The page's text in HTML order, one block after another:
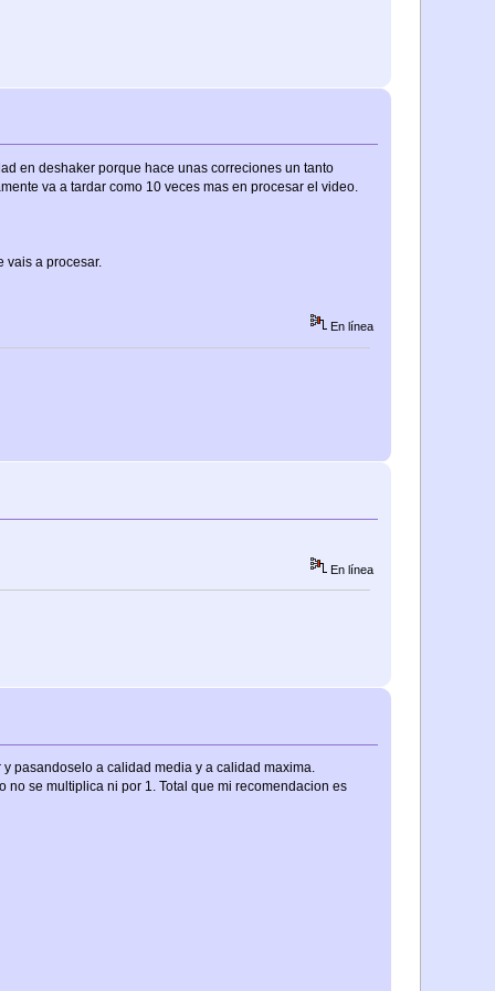
en deshaker porque hace unas correciones un tanto
va a tardar como 10 veces mas en procesar el video.
vais a procesar.
En línea
En línea
pasandoselo a calidad media y a calidad maxima.
se multiplica ni por 1. Total que mi recomendacion es